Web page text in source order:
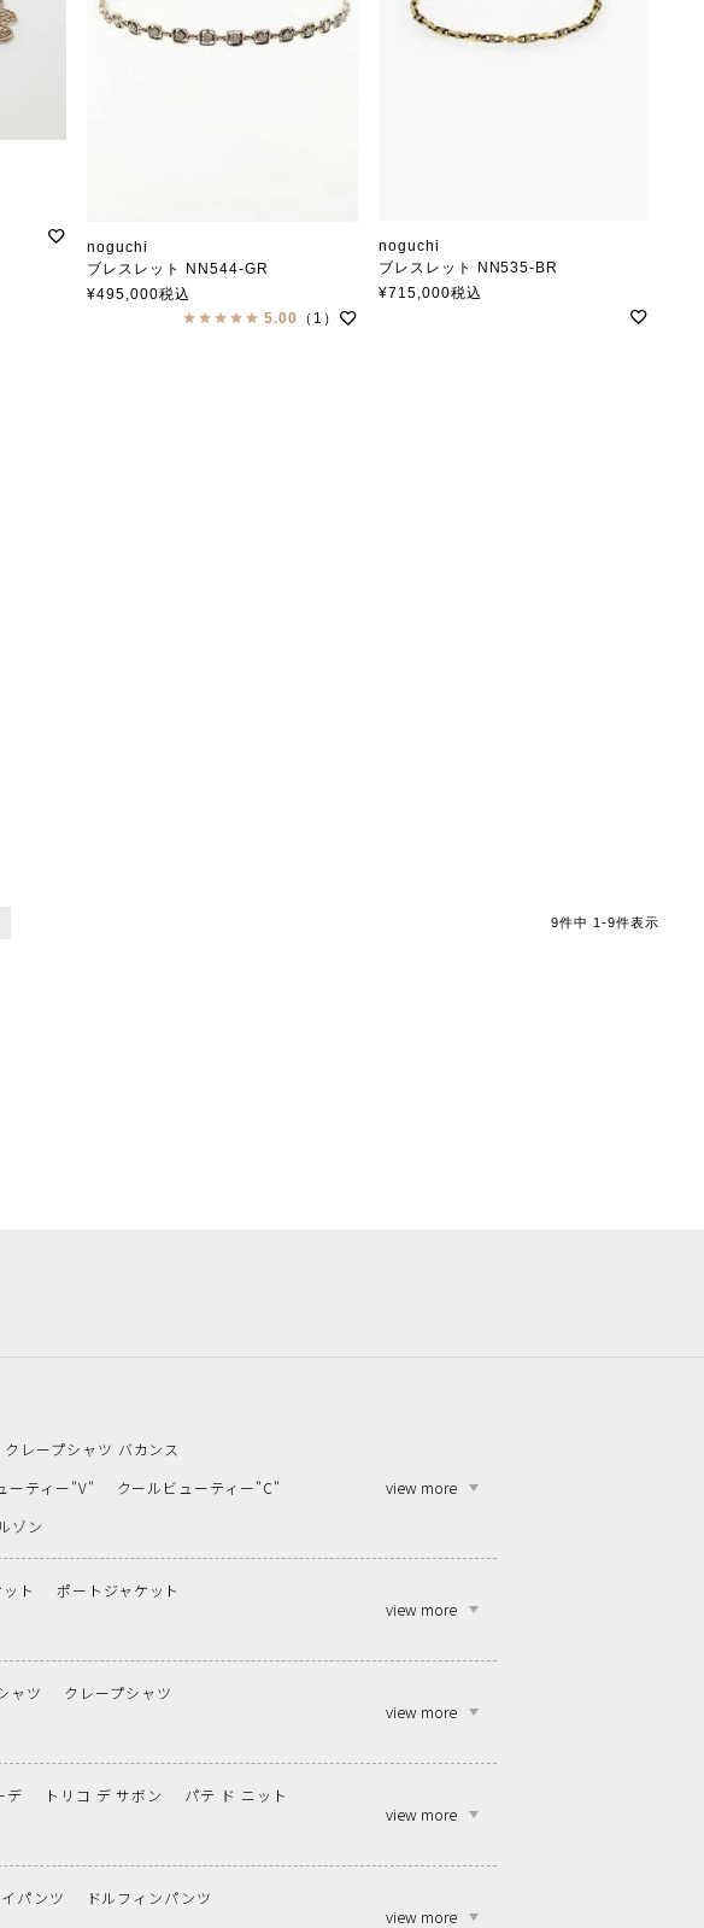
noguchi
ブレスレット NN544-GR
ノグチ
¥495,000税込
5.00 （1）
noguchi
ブレスレット NN535-BR
ノグチ
¥715,000税込
9件中 1-9件表示
クレープシャツ バカンス
ーティー"V"
クールビューティー"C"
ゾン
view more
ト
ポートジャケット
view more
ャツ
クレープシャツ
view more
デ トリコ デ サボン
パテ ド ニット
view more
パンツ
ドルフィンパンツ
view more